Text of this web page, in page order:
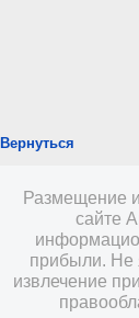
Вернуться
Размещение
сайте
прибыли. Не
извлечение